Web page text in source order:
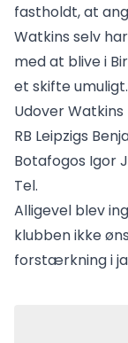
fastholdt, at
Watkins selv
med at blive i
et skifte umuligt.
Udover
RB Leipzigs
Botafogos Igor
Tel.
Alligevel blev
klubben ikke
forstærkning i